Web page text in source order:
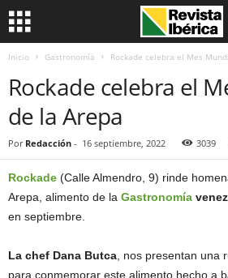
Inicio Gastronomía Rockade celebra el Mes
Rockade celebra el
de la Arepa
Por Redacción - 16 septiembre, 2022 3039
Rockade (Calle Almendro, 9) rinde
Arepa, alimento de la Gastronomía
en septiembre.
La chef Dana Butca , nos presentan una
para conmemorar este alimento hecho a